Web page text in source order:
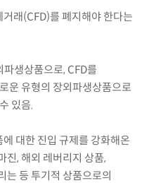
래(CFD)를 폐지해야 한다는
생상품으로, CFD를
운 유형의 장외파생상품으로
있음.
대한 진입 규제를 강화해온
진, 해외 레버리지 상품,
는 등 투기적 상품으로의